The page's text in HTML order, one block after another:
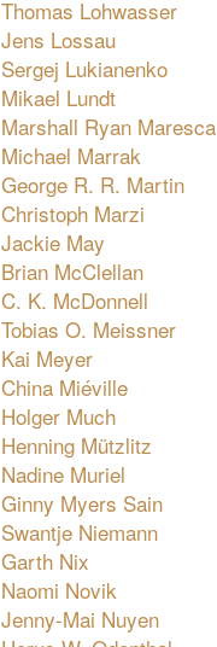
Thomas Lohwasser
Jens Lossau
Sergej Lukianenko
Mikael Lundt
Marshall Ryan Maresca
Michael Marrak
George R. R. Martin
Christoph Marzi
Jackie May
Brian McClellan
C. K. McDonnell
Tobias O. Meissner
Kai Meyer
China Miéville
Holger Much
Henning Mützlitz
Nadine Muriel
Ginny Myers Sain
Swantje Niemann
Garth Nix
Naomi Novik
Jenny-Mai Nuyen